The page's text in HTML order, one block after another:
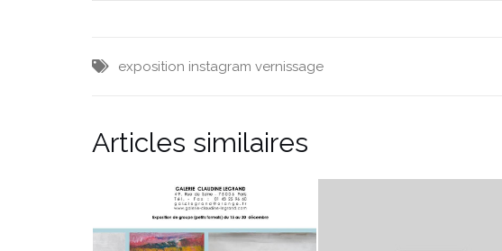
exposition instagram vernissage
Articles similaires